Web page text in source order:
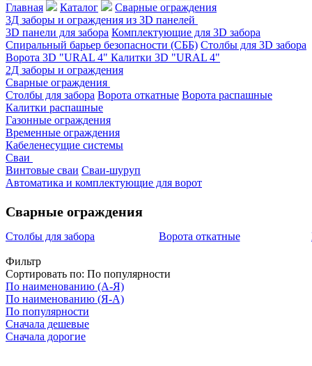
Главная Каталог
Сварные ограждения
3Д заборы и ограждения из 3D панелей
3D панели для забора Комплектующие для 3D забора
Спиральный барьер безопасности (СББ) Столбы для 3D забора
Ворота 3D "URAL 4" Калитки 3D "URAL 4"
2Д заборы и ограждения
Сварные ограждения
Столбы для забора Ворота откатные Ворота распашные
Калитки распашные
Газонные ограждения
Временные ограждения
Кабеленесущие системы
Сваи
Винтовые сваи Сваи-шуруп
Автоматика и комплектующие для ворот
Сварные ограждения
Столбы для забора Ворота откатные
Фильтр
Сортировать по: По популярности
По наименованию (А-Я)
По наименованию (Я-А)
По популярности
Сначала дешевые
Сначала дорогие